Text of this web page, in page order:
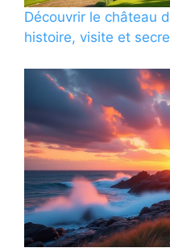
Découvrir le château
histoire, visite et